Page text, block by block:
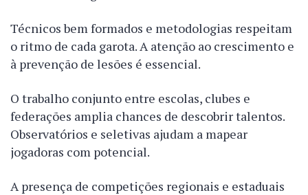
Técnicos bem formados e metodologias respeitam
o ritmo de cada garota. A atenção ao crescimento e
à prevenção de lesões é essencial.
O trabalho conjunto entre escolas, clubes e
federações amplia chances de descobrir talentos.
Observatórios e seletivas ajudam a mapear
jogadoras com potencial.
A presença de competições regionais e estaduais